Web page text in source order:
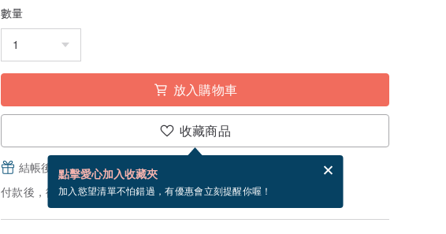
數量
放入購物車
收藏商品
點擊愛心加入收藏夾
加入慾望清單不怕錯過，有優惠會立刻提醒你喔！
結帳後填寫並分享，免費幫你寄送電子賀卡。
電子賀卡是什麼？
付款後，從備貨到寄出商品為 1 個工作天。（不包含假日）